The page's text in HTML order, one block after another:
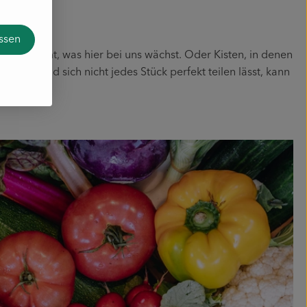
kommt, was hier bei uns wächst. Oder Kisten, in denen
und sich nicht jedes Stück perfekt teilen lässt, kann